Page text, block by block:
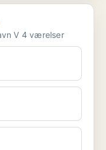
Lejlighed til salg på 1720 København V 4 værelser